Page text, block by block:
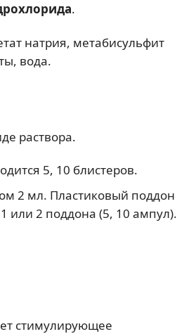
.
натрия, метабисульфит
вода.
раствора.
5, 10 блистеров.
2 мл. Пластиковый поддон
или 2 поддона (5, 10 ампул).
стимулирующее